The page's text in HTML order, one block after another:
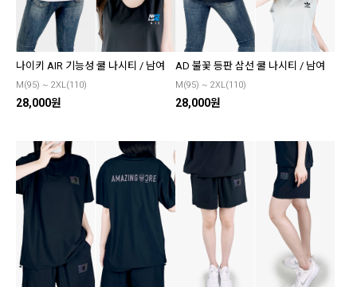
나이키 AIR 기능성 쿨 나시티 / 남여
M(95) ~ 2XL(110)
28,000원
AD 불꽃 등판 삼선 쿨 나시티 / 남여
M(95) ~ 2XL(110)
28,000원